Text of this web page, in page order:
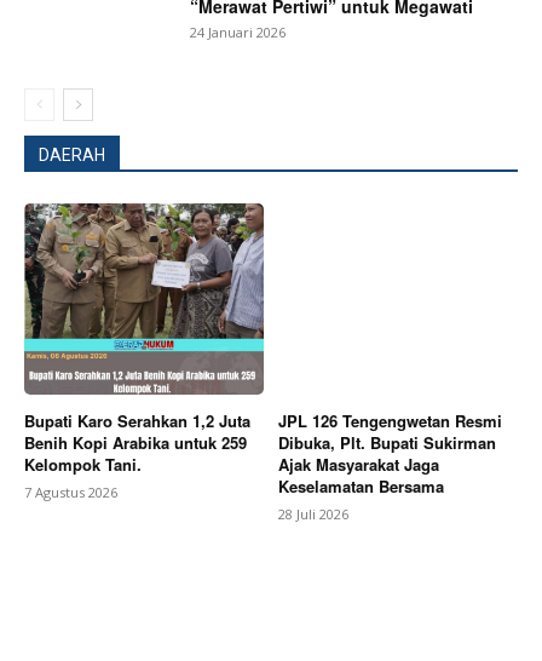
SUBSCRIBE NOW
Company
About
Contact us
Subscription Plans
My account
Bagikan Artikel
Berita Lainnya
Pemkab Karo Luncurkan SADA SAPO
Berbasis AI Dan Pelayanan Publik Dalam Satu Data
“Merawat Pertiwi” untuk Megawati
24 Januari 2026
DAERAH
Bupati Karo Serahkan 1,2 Juta
Benih Kopi Arabika untuk 259
Kelompok Tani.
7 Agustus 2026
JPL 126 Tengengwetan Resmi
Dibuka, Plt. Bupati Sukirman
Ajak Masyarakat Jaga
Keselamatan Bersama
28 Juli 2026